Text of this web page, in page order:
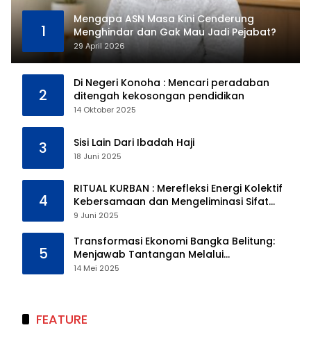
1
Mengapa ASN Masa Kini Cenderung
Menghindar dan Gak Mau Jadi Pejabat?
29 April 2026
2
Di Negeri Konoha : Mencari peradaban
ditengah kekosongan pendidikan
14 Oktober 2025
3 Sisi Lain Dari Ibadah Haji
18 Juni 2025
4
RITUAL KURBAN : Merefleksi Energi Kolektif
Kebersamaan dan Mengeliminasi Sifat
Kebinatangan Manusia
9 Juni 2025
5
Transformasi Ekonomi Bangka Belitung:
Menjawab Tantangan Melalui
Pengelolaan Sumber Daya Alam yang
14 Mei 2025
FEATURE